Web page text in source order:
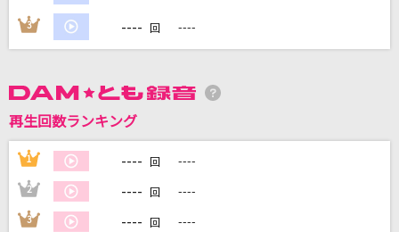
DAMに会員登録・ログインして
3 ---- 回 ----
再生回数ランキング
1 ---- 回 ----
2 ---- 回 ----
3 ---- 回 ----